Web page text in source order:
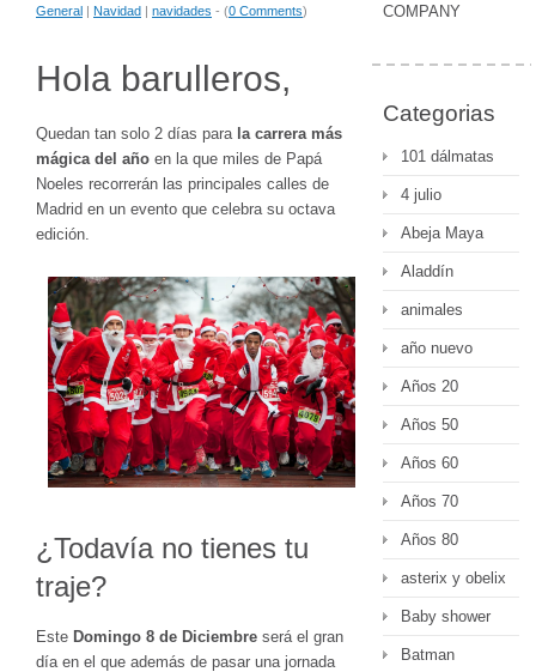
General | Navidad | navidades - (0 Comments)
Hola barulleros,
Quedan tan solo 2 días parala carrera más
mágica del año en la que miles de Papá
Noeles recorrerán las principales calles de
Madrid en un evento que celebra su octava
edición.
¿Todavía no tienes tu
traje?
Este Domingo 8 de Diciembre será el gran
día en el que además de pasar una jornada
COMPANY
Categorias
101 dálmatas
4 julio
Abeja Maya
Aladdín
animales
año nuevo
Años 20
Años 50
Años 60
Años 70
Años 80
asterix y obelix
Baby shower
Batman